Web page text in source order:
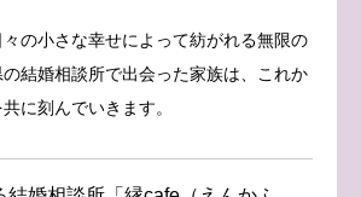
の小さな幸せによって紡がれる無限の
結婚相談所で出会った家族は、これか
に刻んでいきます。